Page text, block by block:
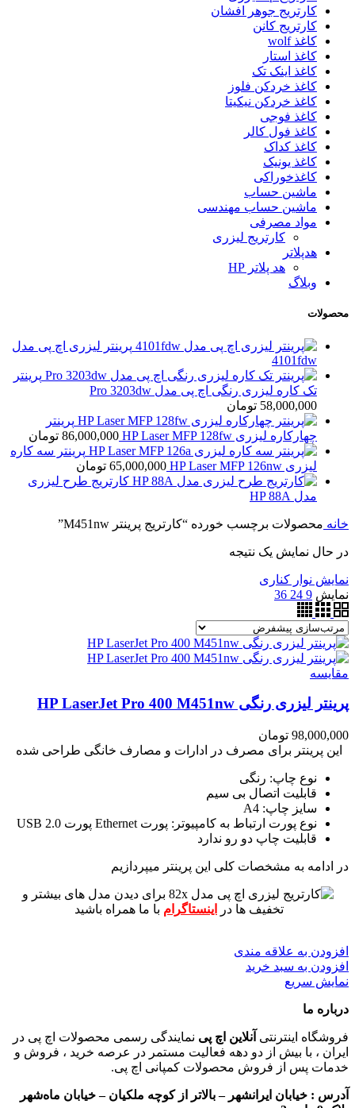
کارتریج جوهر افشان
کارتریج کانن
کاغذ wolf
کاغذ استار
کاغذ اینک تک
کاغذ خردکن فلوز
کاغذ خردکن نیکیتا
کاغذ فوجی
کاغذ فول کالر
کاغذ کداک
کاغذ یونیک
کاغذخوراکی
ماشین حساب
ماشین حساب مهندسی
مواد مصرفی
کارتریج لیزری
هدپلاتر
هد پلاتر HP
وبلاگ
محصولات
پرینتر لیزری اچ پی مدل
4101fdw
پرینتر
تک کاره لیزری رنگی اچ پی مدل Pro 3203dw
58,000,000 تومان
پرینتر
چهارکاره لیزری HP Laser MFP 128fw
86,000,000 تومان
پرینتر سه کاره
لیزری HP Laser MFP 126nw
65,000,000 تومان
کارتریج طرح لیزری
مدل HP 88A
خانه محصولات برچسب خورده “کارتریج پرینتر M451nw”
در حال نمایش یک نتیجه
نمایش نوار کناری
نمایش 9
24
36
مقايسه
پرینتر لیزری رنگی HP LaserJet Pro 400 M451nw
98,000,000 تومان
این پرینتر برای مصرف در ادارات و مصارف خانگی طراحی شده
نوع چاپ: رنگی
قابلیت اتصال بی سیم
سایز چاپ: A4
نوع پورت ارتباط به کامپیوتر: پورت Ethernet پورت USB 2.0
قابلیت چاپ دو رو ندارد
در ادامه به مشخصات کلی این پرینتر میپردازیم
برای دیدن مدل های بیشتر و
تخفیف ها در
اینستاگرام با ما همراه باشید
افزودن به علاقه مندی
افزودن به سبد خرید
نمایش سریع
درباره ما
فروشگاه اینترنتی آنلاین اچ پی نمایندگی رسمی محصولات اچ پی در
ایران ، با بیش از دو دهه فعالیت مستمر در عرصه خرید ، فروش و
خدمات پس از فروش محصولات کمپانی اچ پی.
آدرس : خیابان ایرانشهر – بالاتر از کوچه ملکیان – خیابان ماه‌شهر